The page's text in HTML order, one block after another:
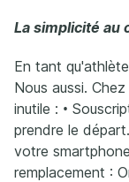
La simplicité au
En tant
Nous aussi.
inutile : •
prendre le
votre
remplacement :